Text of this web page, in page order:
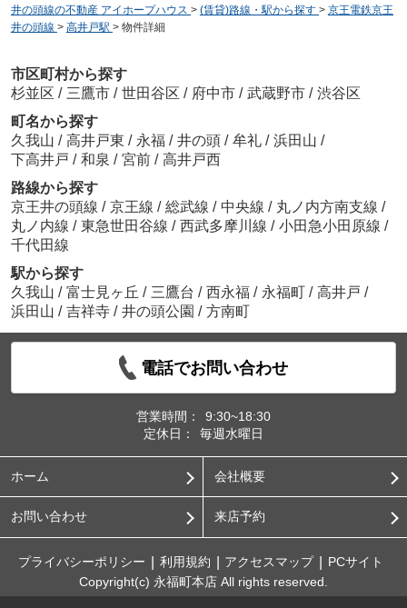
井の頭線の不動産 アイホープハウス > (賃貸)路線・駅から探す > 京王電鉄京王
井の頭線 > 高井戸駅 > 物件詳細
市区町村から探す
杉並区 / 三鷹市 / 世田谷区 / 府中市 / 武蔵野市 / 渋谷区
町名から探す
久我山 / 高井戸東 / 永福 / 井の頭 / 牟礼 / 浜田山 /
下高井戸 / 和泉 / 宮前 / 高井戸西
路線から探す
京王井の頭線 / 京王線 / 総武線 / 中央線 / 丸ノ内方南支線 /
丸ノ内線 / 東急世田谷線 / 西武多摩川線 / 小田急小田原線 /
千代田線
駅から探す
久我山 / 富士見ヶ丘 / 三鷹台 / 西永福 / 永福町 / 高井戸 /
浜田山 / 吉祥寺 / 井の頭公園 / 方南町
電話でお問い合わせ
営業時間：
9:30~18:30
定休日：
毎週水曜日
ホーム 会社概要
お問い合わせ 来店予約
プライバシーポリシー 利用規約 アクセスマップ
PCサイト
Copyright(c) 永福町本店 All rights reserved.